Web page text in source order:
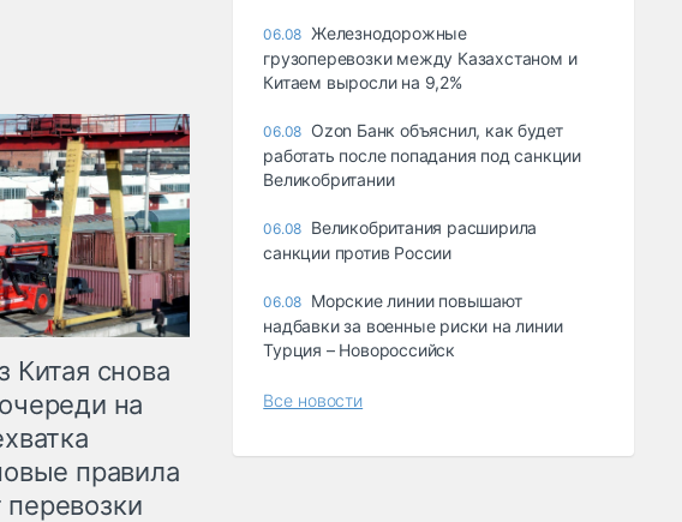
Китая снова
на
правила
06.08 Железнодорожные
грузоперевозки между Казахстаном и
Китаем выросли на 9,2%
06.08 Ozon Банк объяснил, как будет
работать после попадания под санкции
Великобритании
06.08 Великобритания расширила
санкции против России
06.08 Морские линии повышают
надбавки за военные риски на линии
Турция – Новороссийск
Все новости